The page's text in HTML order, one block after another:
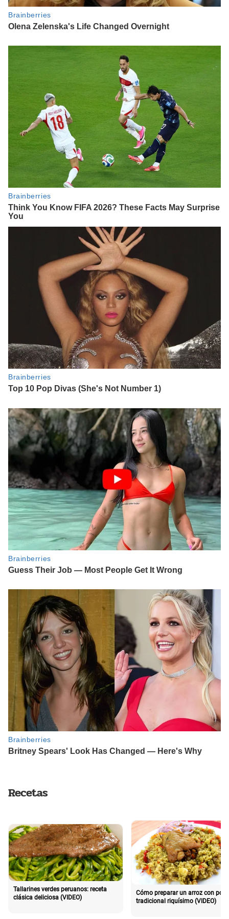
Recetas
Tallarines verdes peruanos: receta
clásica deliciosa (VIDEO)
Cómo preparar un arroz con pollo
tradicional riquísimo (VIDEO)